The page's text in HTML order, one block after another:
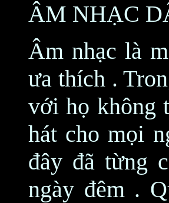
ÂM NHẠC
Âm nhạc là
ưa thích .
với họ không
hát cho mọi
đây đã từng
ngày đêm .